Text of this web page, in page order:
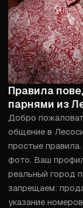
Правила
парнями из
Добро
общение в
простые
фото. Ваш
реальный город
запрещаем:
указание